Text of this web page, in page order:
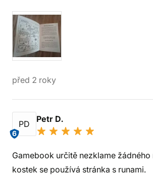
před 2 roky
PD
6
Petr D.
Gamebook určitě nezklame žádného
kostek se používá stránka s runami.